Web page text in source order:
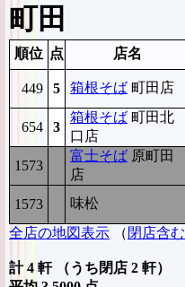
町田
順位 点 店名
449 5 箱根そば 町田店
654
3
箱根そば 町田北
口店
1573
富士そば 原町田
店
1573
味松
全店の地図表示 （ 閉店含む
計 4 軒 （うち閉店 2 軒）